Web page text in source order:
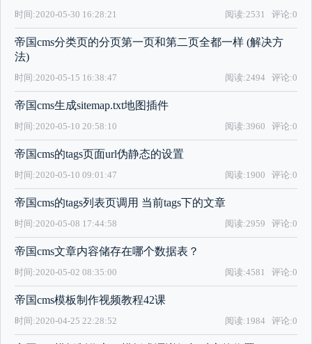
时间:2020-05-30 16:28:21 评论:0
阅读:2531
帝国cms分类页的分页第一页和第二页全都一样 (解决方
法)
时间:2020-05-15 16:38:47 评论:0
阅读:2494
帝国cms生成sitemap.txt地图插件
时间:2020-05-10 20:58:10 评论:0
阅读:3960
帝国cms的tags页面url伪静态的设置
时间:2020-05-10 09:01:47 评论:0
阅读:1900
帝国cms的tags列表页调用 当前tags下的文章
时间:2020-05-08 17:44:58 评论:0
阅读:2959
帝国cms文章内容储存在哪个数据表？
时间:2020-05-02 08:35:00 评论:0
阅读:4581
帝国cms模板制作视频教程42课
时间:2020-04-25 22:28:52 评论:0
阅读:1984